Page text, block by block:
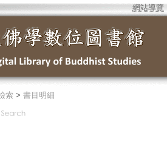
網站導覽
索 > 書目明細